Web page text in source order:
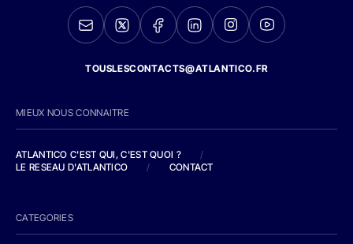
TOUSLESCONTACTS@ATLANTICO.FR
MIEUX NOUS CONNAITRE
ATLANTICO C'EST QUI, C'EST QUOI ?
/
LE RESEAU D'ATLANTICO
/ CONTACT
CATEGORIES